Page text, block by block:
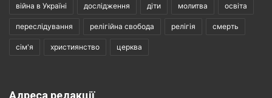
війна в Україні дослідження діти молитва освіта
переслідування релігійна свобода релігія смерть
сім'я християнство церква
Адреса редакції